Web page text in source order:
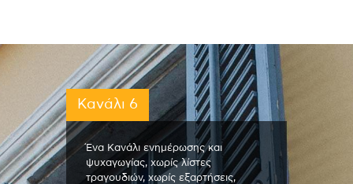
Κανάλι 6
Ένα Κανάλι ενημέρωσης και
ψυχαγωγίας, χωρίς λίστες
τραγουδιών, χωρίς εξαρτήσεις,